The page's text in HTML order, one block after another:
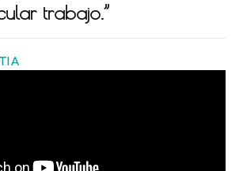
trabajo.”